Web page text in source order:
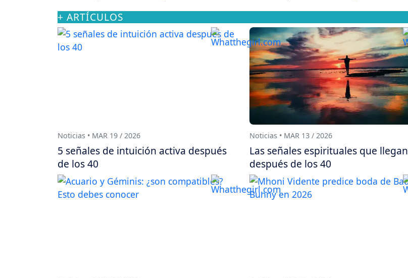
+ ARTÍCULOS
Noticias • MAR 19 / 2026
5 señales de intuición activa después
de los 40
Noticias • MAR 13 / 2026
Las señales espirituales que llegan
después de los 40